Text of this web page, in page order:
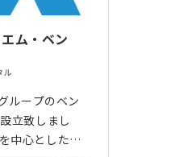
ム・ベン
ル
ループのベン
立致しまし
中心としたス